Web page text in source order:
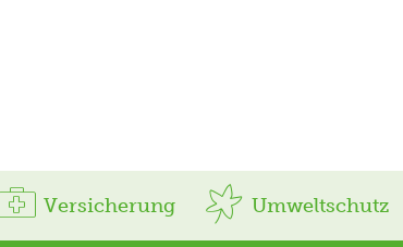
Versicherung Umweltschutz